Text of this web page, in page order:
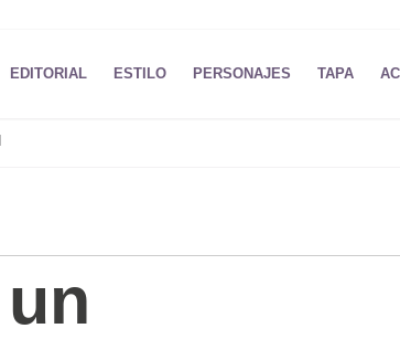
EDITORIAL ESTILO PERSONAJES TAPA